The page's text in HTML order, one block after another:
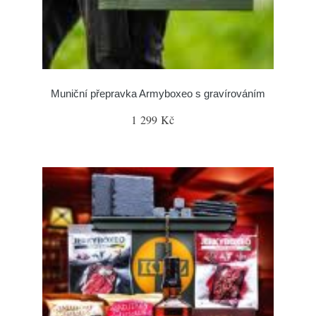
Muniční přepravka Armyboxeo s gravírováním
1 299 Kč